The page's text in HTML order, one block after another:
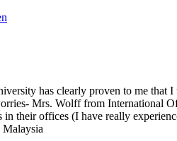
has clearly proven to me that
Mrs. Wolff from International
in their offices (I have really
Malaysia